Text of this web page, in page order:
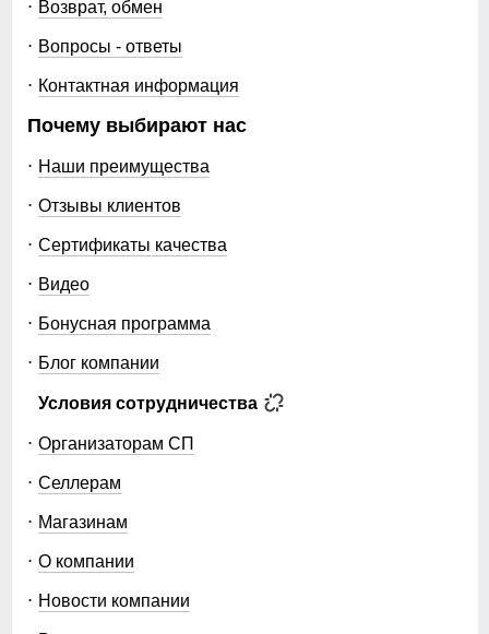
Возврат, обмен
Вопросы - ответы
Контактная информация
Почему выбирают нас
Наши преимущества
Отзывы клиентов
Сертификаты качества
Видео
Бонусная программа
Блог компании
Условия сотрудничества
Организаторам СП
Селлерам
Магазинам
О компании
Новости компании